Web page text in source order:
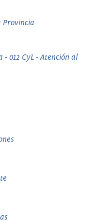
Provincia
012 CyL - Atención al